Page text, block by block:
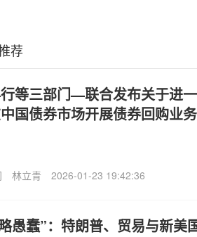
荐
等三部门—联合发布关于进
国债券市场开展债券回购业
林立青 2026-01-23 19:42:36
愚蠢”：特朗普、贸易与新美